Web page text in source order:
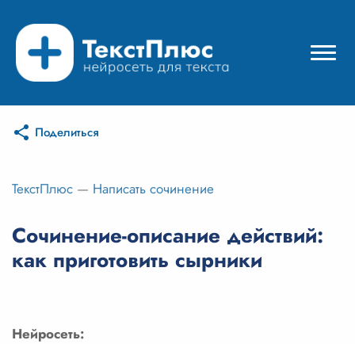
Режимы нейросети
Цены
Вход
Вход с Telegram
Поделиться
ТекстПлюс — Написать сочинение
Сочинение-описание действий:
как приготовить сырники
Нейросеть: